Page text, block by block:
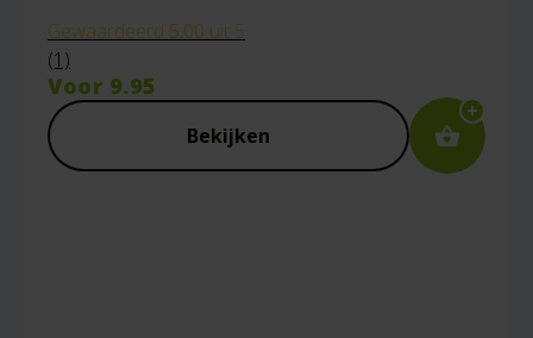
Gewaardeerd 5.00 uit 5
(1)
Voor 9.95
Bekijken